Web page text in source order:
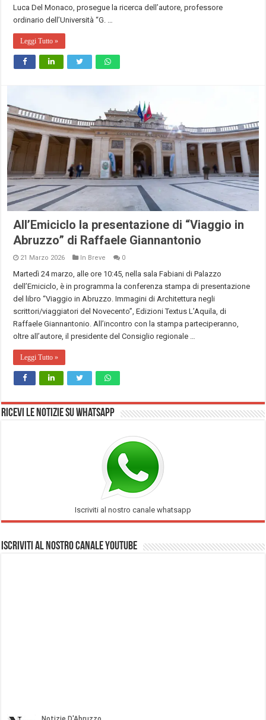
Luca Del Monaco, prosegue la ricerca dell’autore, professore
ordinario dell’Università “G. …
Leggi Tutto »
All’Emiciclo la presentazione di “Viaggio in
Abruzzo” di Raffaele Giannantonio
21 Marzo 2026 In Breve 0
Martedì 24 marzo, alle ore 10:45, nella sala Fabiani di Palazzo
dell’Emiciclo, è in programma la conferenza stampa di presentazione
del libro “Viaggio in Abruzzo. Immagini di Architettura negli
scrittori/viaggiatori del Novecento”, Edizioni Textus L’Aquila, di
Raffaele Giannantonio. All’incontro con la stampa parteciperanno,
oltre all’autore, il presidente del Consiglio regionale …
Leggi Tutto »
Ricevi le notizie su Whatsapp
Iscriviti al nostro canale whatsapp
Iscriviti al nostro Canale Youtube